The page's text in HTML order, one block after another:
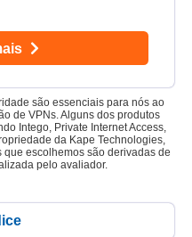
são essenciais para nós ao
de VPNs. Alguns dos produtos
Intego, Private Internet Access,
da Kape Technologies,
escolhemos são derivadas de
pelo avaliador.